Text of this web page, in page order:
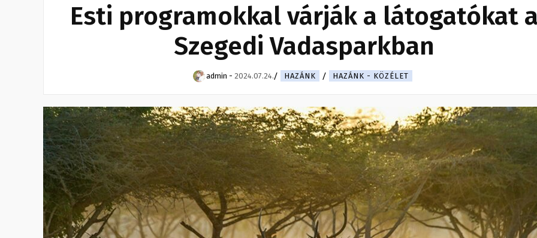
Esti programokkal várják a látogatókat a
Szegedi Vadasparkban
admin - 2024.07.24. HAZÁNK HAZÁNK - KÖZÉLET